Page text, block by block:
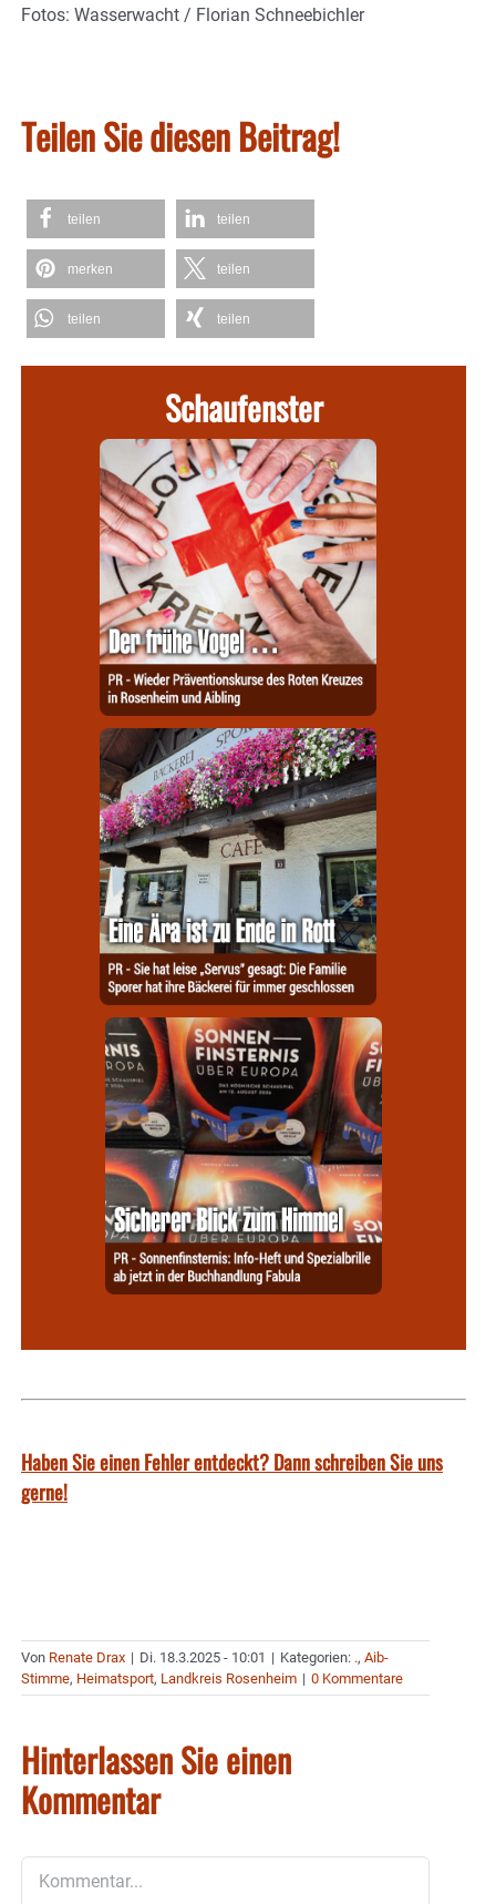
Fotos: Wasserwacht / Florian Schneebichler
Teilen Sie diesen Beitrag!
teilen teilen
merken teilen
teilen teilen
Schaufenster
Haben Sie einen Fehler entdeckt? Dann schreiben Sie uns
gerne!
Von Renate Drax | Di. 18.3.2025 - 10:01 | Kategorien: ., Aib-
Stimme, Heimatsport, Landkreis Rosenheim | 0 Kommentare
Hinterlassen Sie einen
Kommentar